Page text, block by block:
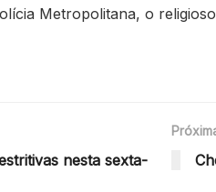
Metropolitana, o
nesta sexta-